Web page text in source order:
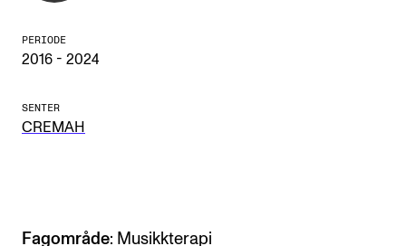
Kontakt oss
For ansatte og studenter
PERIODE
2016 - 2024
SENTER
CREMAH
Fagområde: Musikkterapi